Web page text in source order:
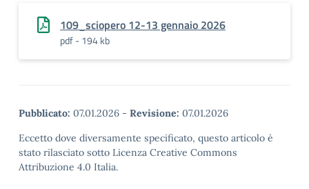
109_sciopero 12-13 gennaio 2026
pdf - 194 kb
Pubblicato: 07.01.2026 - Revisione: 07.01.2026
Eccetto dove diversamente specificato, questo articolo è
stato rilasciato sotto Licenza Creative Commons
Attribuzione 4.0 Italia.